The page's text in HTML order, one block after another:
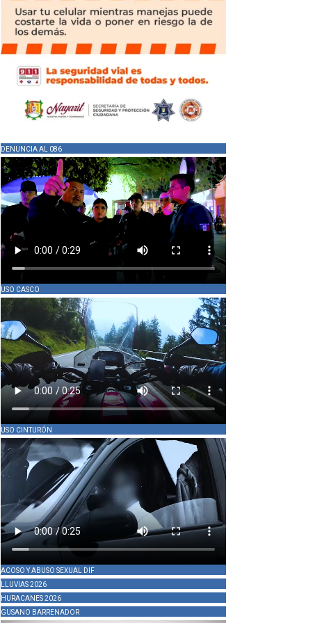
DENUNCIA AL 086
USO CASCO
USO CINTURÓN
ACOSO Y ABUSO SEXUAL DIF
LLUVIAS 2026
HURACANES 2026
GUSANO BARRENADOR